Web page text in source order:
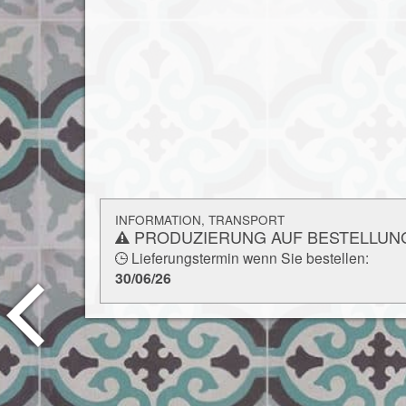
INFORMATION, TRANSPORT
PRODUZIERUNG AUF
Lieferungstermin wenn Sie bestellen:
30/06/26